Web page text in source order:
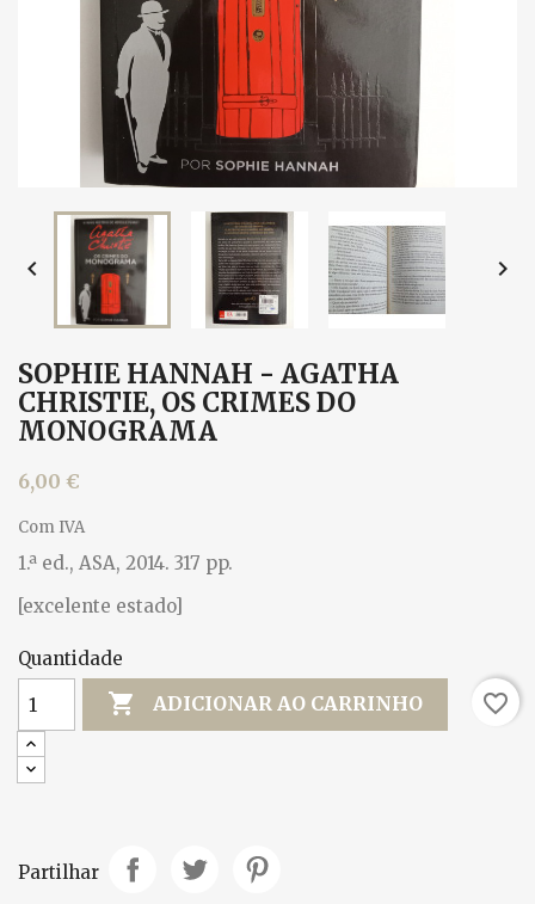
 
SOPHIE HANNAH - AGATHA
CHRISTIE, OS CRIMES DO
MONOGRAMA
6,00 €
Com IVA
1.ª ed., ASA, 2014. 317 pp.
[excelente estado]
Quantidade
 ADICIONAR AO CARRINHO favorite_border
Partilhar